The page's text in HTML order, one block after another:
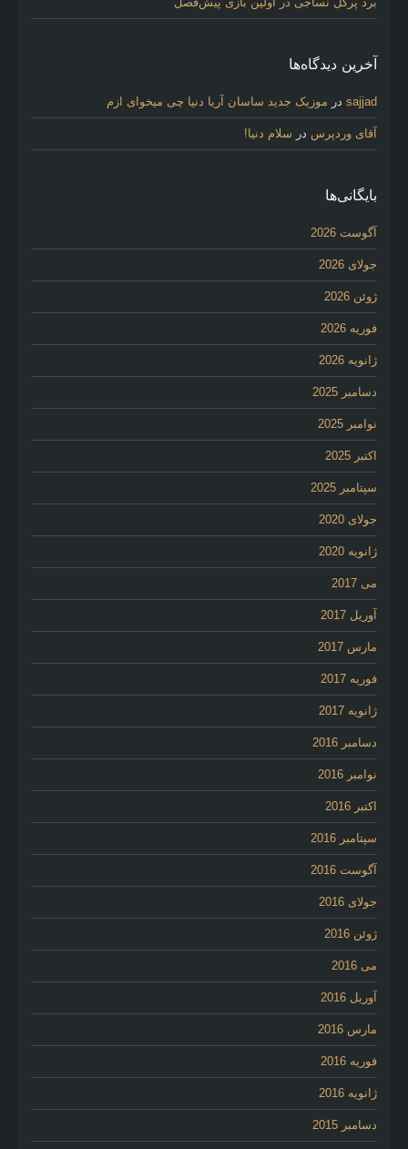
آخرین دیدگاه‌ها
sajjad در موزیک جدید ساسان آریا دنیا چی میخوای ازم
آقای وردپرس در سلام دنیا!
بایگانی‌ها
آگوست 2026
جولای 2026
ژوئن 2026
فوریه 2026
ژانویه 2026
دسامبر 2025
نوامبر 2025
اکتبر 2025
سپتامبر 2025
جولای 2020
ژانویه 2020
می 2017
آوریل 2017
مارس 2017
فوریه 2017
ژانویه 2017
دسامبر 2016
نوامبر 2016
اکتبر 2016
سپتامبر 2016
آگوست 2016
جولای 2016
ژوئن 2016
می 2016
آوریل 2016
مارس 2016
فوریه 2016
ژانویه 2016
دسامبر 2015